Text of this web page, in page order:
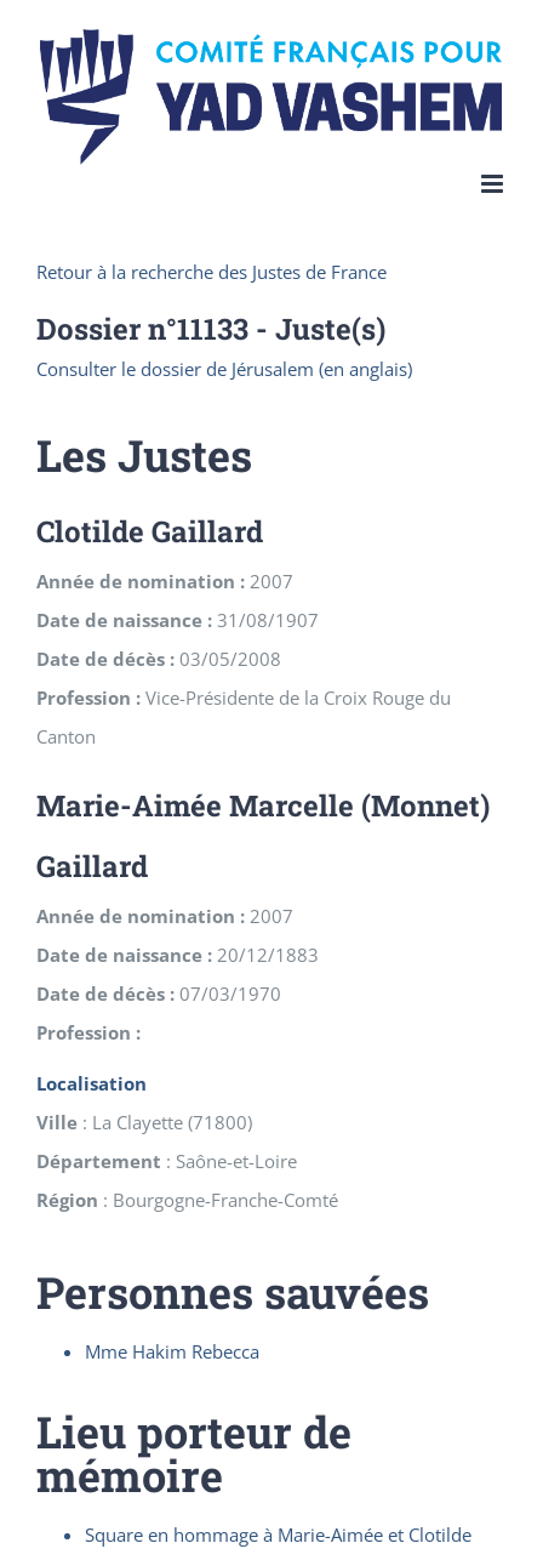
content
Retour à la recherche des Justes de France
Dossier n°11133 - Juste(s)
Consulter le dossier de Jérusalem (en anglais)
Les Justes
Clotilde Gaillard
Année de nomination : 2007
Date de naissance : 31/08/1907
Date de décès : 03/05/2008
Profession : Vice-Présidente de la Croix Rouge du
Canton
Marie-Aimée Marcelle (Monnet)
Gaillard
Année de nomination : 2007
Date de naissance : 20/12/1883
Date de décès : 07/03/1970
Profession :
Localisation
Ville : La Clayette (71800)
Département : Saône-et-Loire
Région : Bourgogne-Franche-Comté
Personnes sauvées
Mme Hakim Rebecca
Lieu porteur de
mémoire
Square en hommage à Marie-Aimée et Clotilde